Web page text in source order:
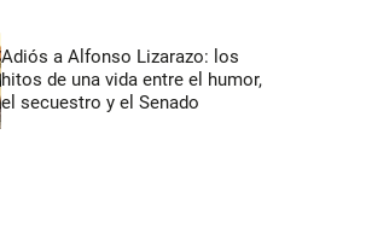
Adiós a Alfonso Lizarazo: los
hitos de una vida entre el humor,
el secuestro y el Senado